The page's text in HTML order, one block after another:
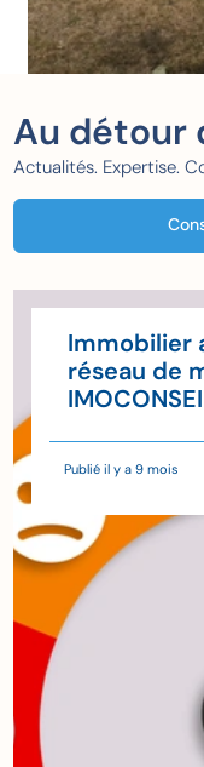
Au détour
Actualités. Expertise.
Immobilier
réseau de
Publié il y a 9 mois